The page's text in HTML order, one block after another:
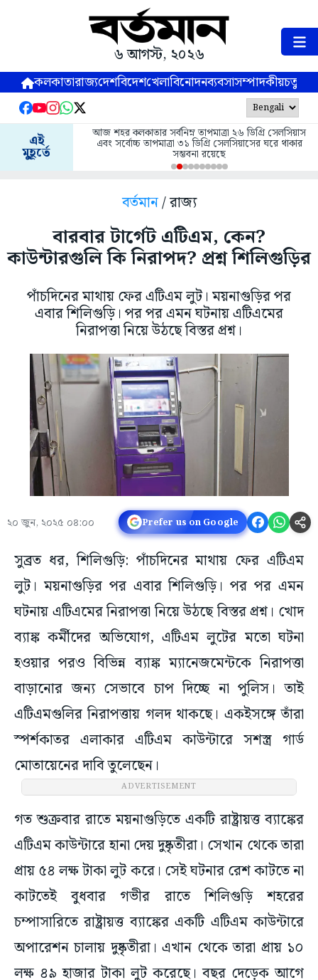
৬ আগস্ট, ২০২৬
কলকাতারাজ্যদেশবিদেশখেলাবিনোদনব্যবসাসম্পাদকীয়
এই
মুহূর্তে
আজ শহর কলকাতার সর্বনিম্ন তাপমাত্রা ২৬ ডিগ্রি সেলসিয়াস
এবং সর্বোচ্চ তাপমাত্রা ৩১ ডিগ্রি সেলসিয়াসের ঘরে থাকার
সম্ভবনা রয়েছে
বর্তমান/ রাজ্য
বারবার টার্গেট এটিএম, কেন?
কাউন্টারগুলি কি নিরাপদ? প্রশ্ন শিলিগুড়ির
পাঁচদিনের মাথায় ফের এটিএম লুট। ময়নাগুড়ির পর
এবার শিলিগুড়ি। পর পর এমন ঘটনায় এটিএমের
নিরাপত্তা নিয়ে উঠছে বিস্তর প্রশ্ন।
২০ জুন, ২০২৫ ০৪:০০ Prefer us on Google
সুব্রত ধর, শিলিগুড়ি: পাঁচদিনের মাথায় ফের এটিএম
লুট। ময়নাগুড়ির পর এবার শিলিগুড়ি। পর পর এমন
ঘটনায় এটিএমের নিরাপত্তা নিয়ে উঠছে বিস্তর প্রশ্ন। খোদ
ব্যাঙ্ক কর্মীদের অভিযোগ, এটিএম লুটের মতো ঘটনা
হওয়ার পরও বিভিন্ন ব্যাঙ্ক ম্যানেজমেন্টকে নিরাপত্তা
বাড়ানোর জন্য সেভাবে চাপ দিচ্ছে না পুলিস। তাই
এটিএমগুলির নিরাপত্তায় গলদ থাকছে। একইসঙ্গে তাঁরা
স্পর্শকাতর এলাকার এটিএম কাউন্টারে সশস্ত্র গার্ড
মোতায়েনের দাবি তুলেছেন।
ADVERTISEMENT
গত শুক্রবার রাতে ময়নাগুড়িতে একটি রাষ্ট্রায়ত্ত ব্যাঙ্কের
এটিএম কাউন্টারে হানা দেয় দুষ্কৃতীরা। সেখান থেকে তারা
প্রায় ৫৪ লক্ষ টাকা লুট করে। সেই ঘটনার রেশ কাটতে না
কাটতেই বুধবার গভীর রাতে শিলিগুড়ি শহরের
চম্পাসারিতে রাষ্ট্রায়ত্ত ব্যাঙ্কের একটি এটিএম কাউন্টারে
অপারেশন চালায় দুষ্কৃতীরা। এখান থেকে তারা প্রায় ১০
লক্ষ ৪৯ হাজার টাকা লুট করেছে। বছর দেড়েক আগে